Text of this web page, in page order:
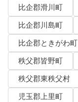
比企郡滑川町
比企郡川島町
比企郡ときがわ町
秩父郡皆野町
秩父郡東秩父村
児玉郡上里町